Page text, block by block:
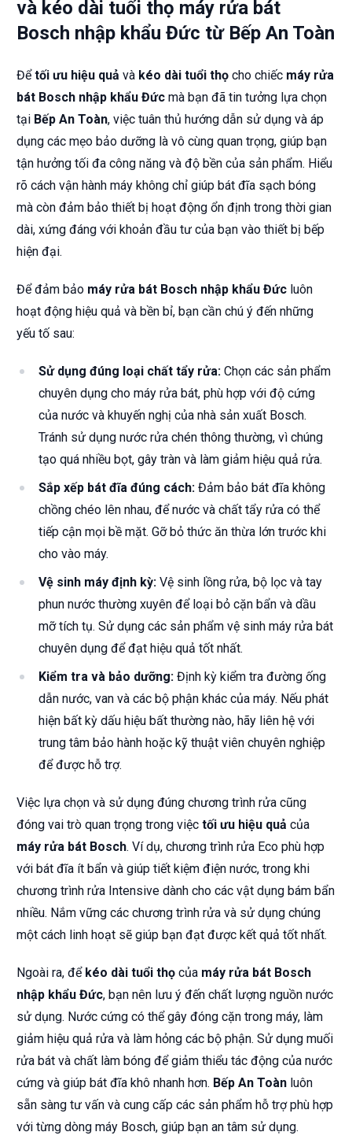
và kéo dài tuổi thọ máy rửa bát
Bosch nhập khẩu Đức từ Bếp An Toàn
Đểtối ưu hiệu quả và kéo dài tuổi thọ cho chiếc máy rửa
bát Bosch nhập khẩu Đức mà bạn đã tin tưởng lựa chọn
tại Bếp An Toàn, việc tuân thủ hướng dẫn sử dụng và áp
dụng các mẹo bảo dưỡng là vô cùng quan trọng, giúp bạn
tận hưởng tối đa công năng và độ bền của sản phẩm. Hiểu
rõ cách vận hành máy không chỉ giúp bát đĩa sạch bóng
mà còn đảm bảo thiết bị hoạt động ổn định trong thời gian
dài, xứng đáng với khoản đầu tư của bạn vào thiết bị bếp
hiện đại.
Để đảm bảo máy rửa bát Bosch nhập khẩu Đức luôn
hoạt động hiệu quả và bền bỉ, bạn cần chú ý đến những
yếu tố sau:
Sử dụng đúng loại chất tẩy rửa: Chọn các sản phẩm
chuyên dụng cho máy rửa bát, phù hợp với độ cứng
của nước và khuyến nghị của nhà sản xuất Bosch.
Tránh sử dụng nước rửa chén thông thường, vì chúng
tạo quá nhiều bọt, gây tràn và làm giảm hiệu quả rửa.
Sắp xếp bát đĩa đúng cách: Đảm bảo bát đĩa không
chồng chéo lên nhau, để nước và chất tẩy rửa có thể
tiếp cận mọi bề mặt. Gỡ bỏ thức ăn thừa lớn trước khi
cho vào máy.
Vệ sinh máy định kỳ: Vệ sinh lồng rửa, bộ lọc và tay
phun nước thường xuyên để loại bỏ cặn bẩn và dầu
mỡ tích tụ. Sử dụng các sản phẩm vệ sinh máy rửa bát
chuyên dụng để đạt hiệu quả tốt nhất.
Kiểm tra và bảo dưỡng: Định kỳ kiểm tra đường ống
dẫn nước, van và các bộ phận khác của máy. Nếu phát
hiện bất kỳ dấu hiệu bất thường nào, hãy liên hệ với
trung tâm bảo hành hoặc kỹ thuật viên chuyên nghiệp
để được hỗ trợ.
Việc lựa chọn và sử dụng đúng chương trình rửa cũng
đóng vai trò quan trọng trong việc tối ưu hiệu quả của
máy rửa bát Bosch. Ví dụ, chương trình rửa Eco phù hợp
với bát đĩa ít bẩn và giúp tiết kiệm điện nước, trong khi
chương trình rửa Intensive dành cho các vật dụng bám bẩn
nhiều. Nắm vững các chương trình rửa và sử dụng chúng
một cách linh hoạt sẽ giúp bạn đạt được kết quả tốt nhất.
Ngoài ra, để kéo dài tuổi thọ của máy rửa bát Bosch
nhập khẩu Đức, bạn nên lưu ý đến chất lượng nguồn nước
sử dụng. Nước cứng có thể gây đóng cặn trong máy, làm
giảm hiệu quả rửa và làm hỏng các bộ phận. Sử dụng muối
rửa bát và chất làm bóng để giảm thiểu tác động của nước
cứng và giúp bát đĩa khô nhanh hơn. Bếp An Toàn luôn
sẵn sàng tư vấn và cung cấp các sản phẩm hỗ trợ phù hợp
với từng dòng máy Bosch, giúp bạn an tâm sử dụng.